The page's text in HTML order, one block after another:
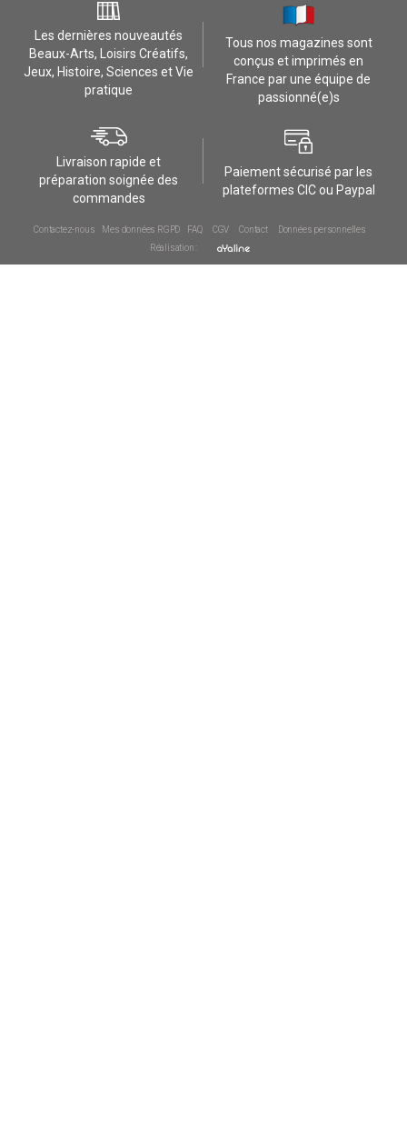
Les dernières nouveautés
Beaux-Arts, Loisirs Créatifs,
Jeux, Histoire, Sciences et Vie
pratique
Tous nos magazines sont
conçus et imprimés en
France par une équipe de
passionné(e)s
Livraison rapide et
préparation soignée des
commandes
Paiement sécurisé par les
plateformes CIC ou Paypal
Contactez-nous Mes données RGPD FAQ CGV Contact
Données personnelles
Réalisation :